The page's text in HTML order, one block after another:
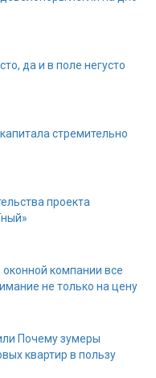
да и в поле негусто
стремительно
проекта
компании все
не только на цену
Почему зумеры
квартир в пользу